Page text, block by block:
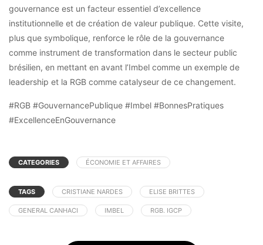
gouvernance est un facteur essentiel d’excellence
institutionnelle et de création de valeur publique. Cette visite,
plus que symbolique, renforce le rôle de la gouvernance
comme instrument de transformation dans le secteur public
brésilien, en mettant en avant l’Imbel comme un exemple de
leadership et la RGB comme catalyseur de ce changement.
#RGB #GouvernancePublique #Imbel #BonnesPratiques
#ExcellenceEnGouvernance
CATEGORIES ÉCONOMIE ET AFFAIRES
TAGS CRISTIANE NARDES ELISE BRITTES
GENERAL CANHACI IMBEL RGB. IGCP